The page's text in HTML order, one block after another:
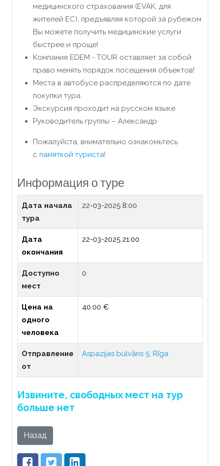
медицинского страхования (EVAK, для
жителей ЕС), предъявляя которой за рубежом
Вы можете получить медицинские услуги
быстрее и проще!
Компания EDEM - TOUR оставляет за собой
право менять порядок посещения объектов!
Места в автобусе распределяются по дате
покупки тура.
Экскурсия проходит на русском языке.
Руководитель группы – Александр
Пожалуйста, внимательно ознакомьтесь
с памяткой туриста!
Информация о туре
Дата начала
тура
22-03-2025 8:00
Дата
окончания
22-03-2025 21:00
Доступно
мест
0
Цена на
одного
человека
40.00 €
Отправление
от
Aspazijas bulvāris 5, Rīga
Извините, свободных мест на тур
больше нет
Назад